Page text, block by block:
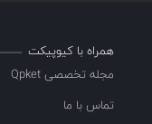
همراه با کیوپیکت
مجله تخصصی Qpket
تماس با ما